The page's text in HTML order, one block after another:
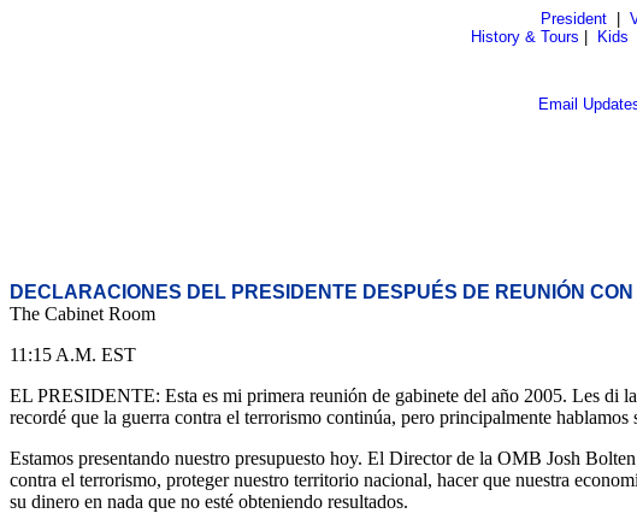
President|
History & Tours
Kids
Email
DECLARACIONES DEL PRESIDENTE DESPUÉS DE REUNIÓN
The Cabinet Room
11:15 A.M. EST
EL PRESIDENTE: Esta es mi primera reunión de gabinete del año 2005. Les di
recordé que la guerra contra el terrorismo continúa, pero principalmente hablamos
Estamos presentando nuestro presupuesto hoy. El Director de la OMB Josh
contra el terrorismo, proteger nuestro territorio nacional, hacer que nuestra
su dinero en nada que no esté obteniendo resultados.